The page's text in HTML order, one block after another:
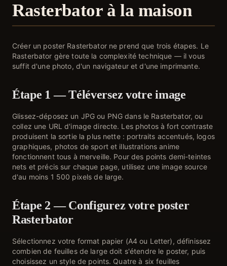
Rasterbator à la maison
Créer un poster Rasterbator ne prend que trois étapes. Le
Rasterbator gère toute la complexité technique — il vous
suffit d'une photo, d'un navigateur et d'une imprimante.
Étape 1 — Téléversez votre image
Glissez-déposez un JPG ou PNG dans le Rasterbator, ou
collez une URL d'image directe. Les photos à fort contraste
produisent la sortie la plus nette : portraits accentués, logos
graphiques, photos de sport et illustrations anime
fonctionnent tous à merveille. Pour des points demi-teintes
nets et précis sur chaque page, utilisez une image source
d'au moins 1 500 pixels de large.
Étape 2 — Configurez votre poster
Rasterbator
Sélectionnez votre format papier (A4 ou Letter), définissez
combien de feuilles de large doit s'étendre le poster, puis
choisissez un style de points. Quatre à six feuilles